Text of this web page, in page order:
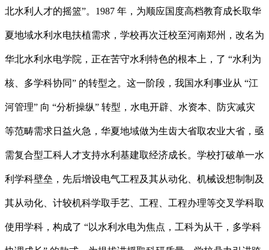
北水利人才的摇篮”。1987 年，为顺应国度高档教育成长取华
夏地域水利水电扶植需求，学校再次迁校至河南郑州，改名为
华北水利水电学院，正在苦守水利特色的根本上，了 “水利为
核、多学科协同” 的转型之。这一阶段，我国水利事业从 “江
河管理” 向 “分析操纵” 转型，水电开辟、水资本、防灾减灾
等范畴需求日益火急，华夏地域做为生齿大省取农业大省，亟
需复合型工科人才支持水利基建取经济成长。学校打破单一水
利学科壁垒，先后增设电气工程及其从动化、机械设想制制及
其从动化、计较机科学取手艺、工程、工程办理等交叉学科取
使用学科，构成了 “以水利水电为焦点，工科为从干，多学科